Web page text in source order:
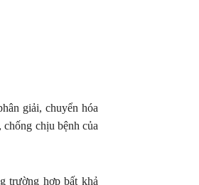
giải, chuyển hóa
chịu bệnh của
trường hợp bất khả